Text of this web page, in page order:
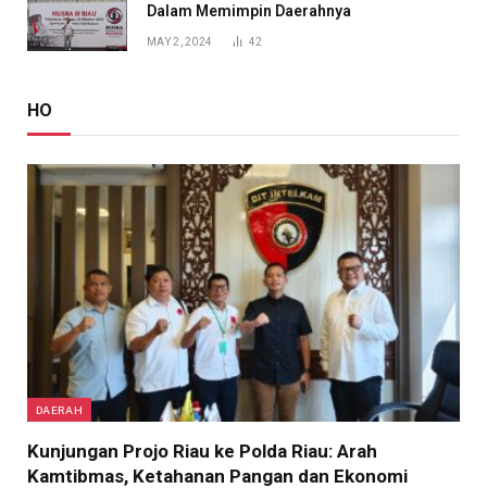
Dalam Memimpin Daerahnya
MAY 2, 2024 42
HO
DAERAH
Kunjungan Projo Riau ke Polda Riau: Arah
Kamtibmas, Ketahanan Pangan dan Ekonomi